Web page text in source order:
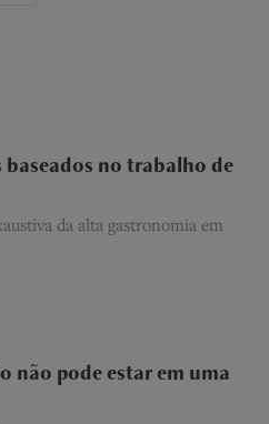
baseados no trabalho de
da alta gastronomia em
não pode estar em uma